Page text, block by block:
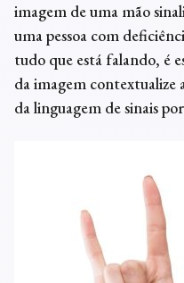
imagem de uma mão
uma pessoa com
tudo que está falando, é
da imagem contextualize
da linguagem de sinais